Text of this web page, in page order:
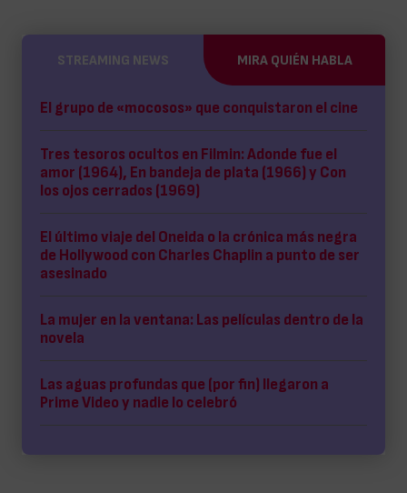
STREAMING NEWS MIRA QUIÉN HABLA
El grupo de «mocosos» que conquistaron el cine
Tres tesoros ocultos en Filmin: Adonde fue el
amor (1964), En bandeja de plata (1966) y Con
los ojos cerrados (1969)
El último viaje del Oneida o la crónica más negra
de Hollywood con Charles Chaplin a punto de ser
asesinado
La mujer en la ventana: Las películas dentro de la
novela
Las aguas profundas que (por fin) llegaron a
Prime Video y nadie lo celebró